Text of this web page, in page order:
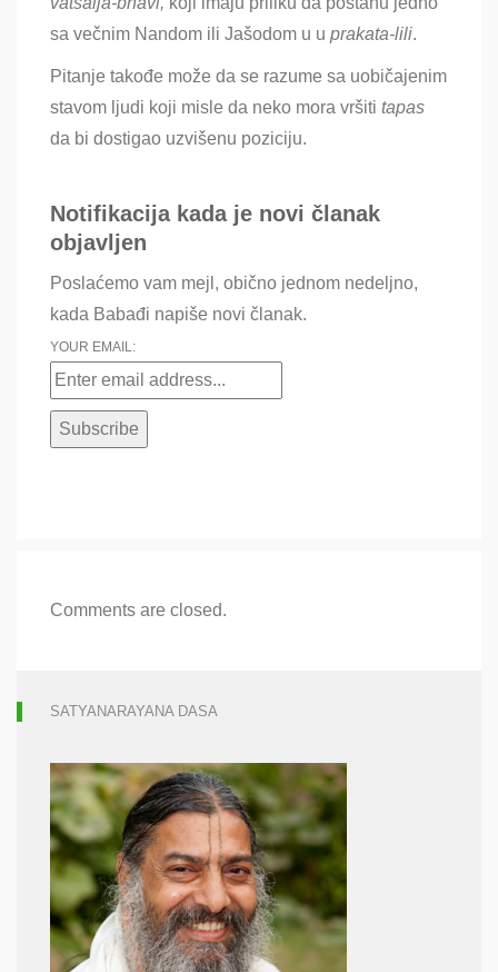
sa večnim Nandom ili Jašodom u u prakata-lili.
Pitanje takođe može da se razume sa uobičajenim
stavom ljudi koji misle da neko mora vršiti tapas
da bi dostigao uzvišenu poziciju.
Notifikacija kada je novi članak
objavljen
Poslaćemo vam mejl, obično jednom nedeljno,
kada Babađi napiše novi članak.
YOUR EMAIL:
Comments are closed.
SATYANARAYANA DASA